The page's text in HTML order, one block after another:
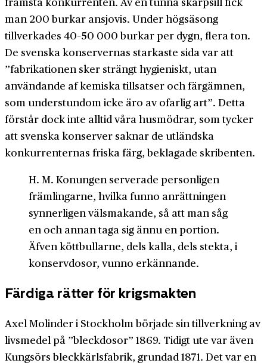
man 200 burkar ansjovis. Under högsäsong
tillverkades 40–50 000 burkar per dygn, flera ton.
De svenska konservernas starkaste sida var att
”fabrikationen sker strängt hygieniskt, utan
användande af kemiska tillsatser och färgämnen,
som understundom icke äro av ofarlig art”. Detta
förstår dock inte alltid våra husmödrar, som tycker
att svenska konserver saknar de utländska
konkurrenternas friska färg, beklagade skribenten.
H. M. Konungen serverade personligen
främlingarne, hvilka funno anrättningen
synnerligen välsmakande, så att man såg
en och annan taga sig ännu en portion.
Äfven köttbullarne, dels kalla, dels stekta, i
konservdosor, vunno erkännande.
Färdiga rätter för krigsmakten
Axel Molinder i Stockholm började sin tillverkning av
livsmedel på ”bleckdosor” 1869. Tidigt ute var även
Kungsörs bleckkärlsfabrik, grundad 1871. Det var en